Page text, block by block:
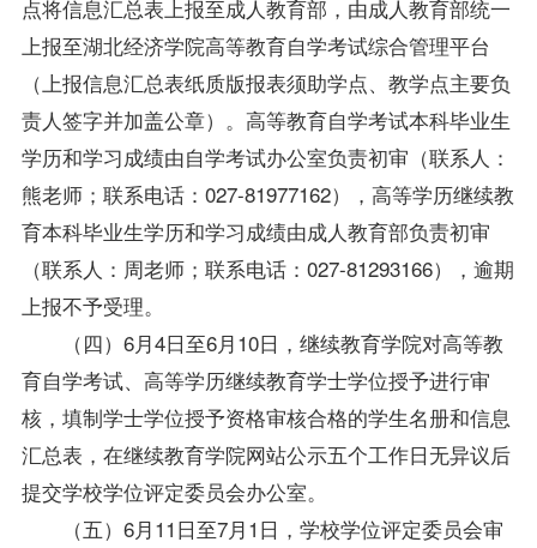
点将信息汇总表上报至成人教育部，由成人教育部统一
上报至湖北经济学院高等教育自学考试综合管理平台
（上报信息汇总表纸质版报表须助学点、教学点主要负
责人签字并加盖公章）。高等教育自学考试本科毕业生
学历和学习成绩由自学考试办公室负责初审（联系人：
熊老师；联系电话：027-81977162），高等学历继续教
育本科毕业生学历和学习成绩由成人教育部负责初审
（联系人：周老师；联系电话：027-81293166），逾期
上报不予受理。
（四）6月4日至6月10日，继续教育学院对高等教
育自学考试、高等学历继续教育学士学位授予进行审
核，填制学士学位授予资格审核合格的学生名册和信息
汇总表，在继续教育学院网站公示五个工作日无异议后
提交学校学位评定委员会办公室。
（五）6月11日至7月1日，学校学位评定委员会审